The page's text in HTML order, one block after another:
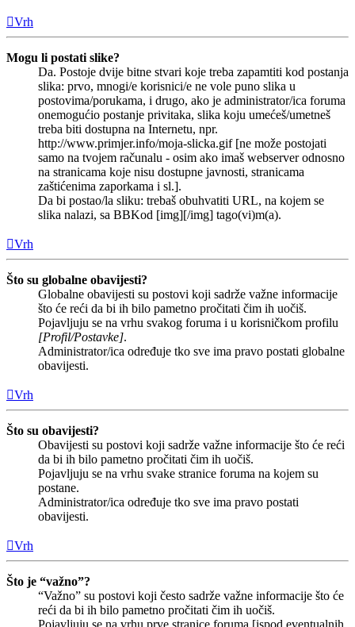
Vrh
Mogu li postati slike?
Da. Postoje dvije bitne stvari koje treba zapamtiti kod postanja
slika: prvo, mnogi/e korisnici/e ne vole puno slika u
postovima/porukama, i drugo, ako je administrator/ica foruma
onemogućio postanje privitaka, slika koju umećeš/umetneš
treba biti dostupna na Internetu, npr.
http://www.primjer.info/moja-slicka.gif [ne može postojati
samo na tvojem računalu - osim ako imaš webserver odnosno
na stranicama koje nisu dostupne javnosti, stranicama
zaštićenima zaporkama i sl.].
Da bi postao/la sliku: trebaš obuhvatiti URL, na kojem se
slika nalazi, sa BBKod [img][/img] tago(vi)m(a).
Vrh
Što su globalne obavijesti?
Globalne obavijesti su postovi koji sadrže važne informacije
što će reći da bi ih bilo pametno pročitati čim ih uočiš.
Pojavljuju se na vrhu svakog foruma i u korisničkom profilu
[Profil/Postavke].
Administrator/ica određuje tko sve ima pravo postati globalne
obavijesti.
Vrh
Što su obavijesti?
Obavijesti su postovi koji sadrže važne informacije što će reći
da bi ih bilo pametno pročitati čim ih uočiš.
Pojavljuju se na vrhu svake stranice foruma na kojem su
postane.
Administrator/ica određuje tko sve ima pravo postati
obavijesti.
Vrh
Što je “važno”?
“Važno” su postovi koji često sadrže važne informacije što će
reći da bi ih bilo pametno pročitati čim ih uočiš.
Pojavljuju se na vrhu prve stranice foruma [ispod eventualnih